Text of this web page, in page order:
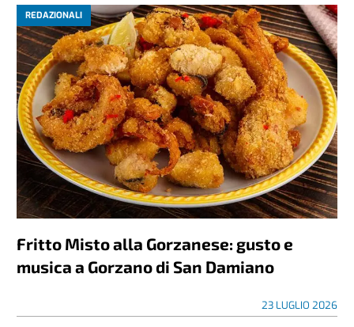
REDAZIONALI
Fritto Misto alla Gorzanese: gusto e
musica a Gorzano di San Damiano
23 LUGLIO 2026